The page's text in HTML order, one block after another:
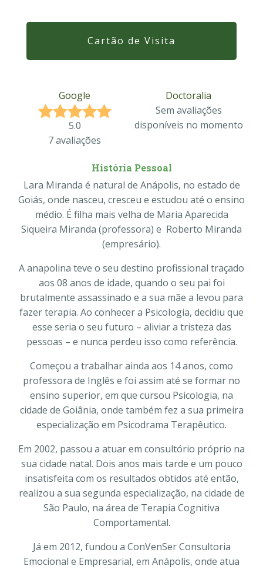
Cartão de Visita
Google
5.0
7 avaliações
Doctoralia
Sem avaliações
disponíveis no momento
História Pessoal
Lara Miranda é natural de Anápolis, no estado de
Goiás, onde nasceu, cresceu e estudou até o ensino
médio. É filha mais velha de Maria Aparecida
Siqueira Miranda (professora) e Roberto Miranda
(empresário).
A anapolina teve o seu destino profissional traçado
aos 08 anos de idade, quando o seu pai foi
brutalmente assassinado e a sua mãe a levou para
fazer terapia. Ao conhecer a Psicologia, decidiu que
esse seria o seu futuro – aliviar a tristeza das
pessoas – e nunca perdeu isso como referência.
Começou a trabalhar ainda aos 14 anos, como
professora de Inglês e foi assim até se formar no
ensino superior, em que cursou Psicologia, na
cidade de Goiânia, onde também fez a sua primeira
especialização em Psicodrama Terapêutico.
Em 2002, passou a atuar em consultório próprio na
sua cidade natal. Dois anos mais tarde e um pouco
insatisfeita com os resultados obtidos até então,
realizou a sua segunda especialização, na cidade de
São Paulo, na área de Terapia Cognitiva
Comportamental.
Já em 2012, fundou a ConVenSer Consultoria
Emocional e Empresarial, em Anápolis, onde atua